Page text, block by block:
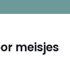
meisjes